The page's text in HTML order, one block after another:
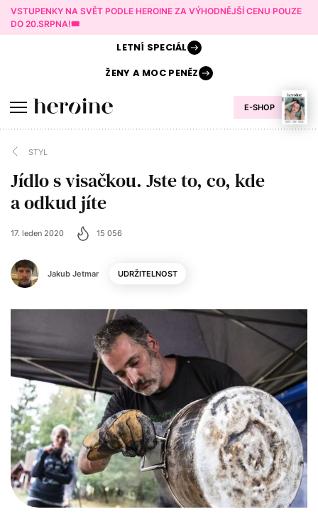
VSTUPENKY NA SVĚT PODLE HEROINE ZA VÝHODNĚJŠÍ CENU POUZE
DO 20.SRPNA!🎟️
E-SHOP
LETNÍ SPECIÁL
ŽENY AMOC PENĚZ
STYL
Jídlo s visačkou. Jste to, co, kde
a odkud jíte
Jakub Jetmar
17. leden 2020 15 056
UDRŽITELNOST